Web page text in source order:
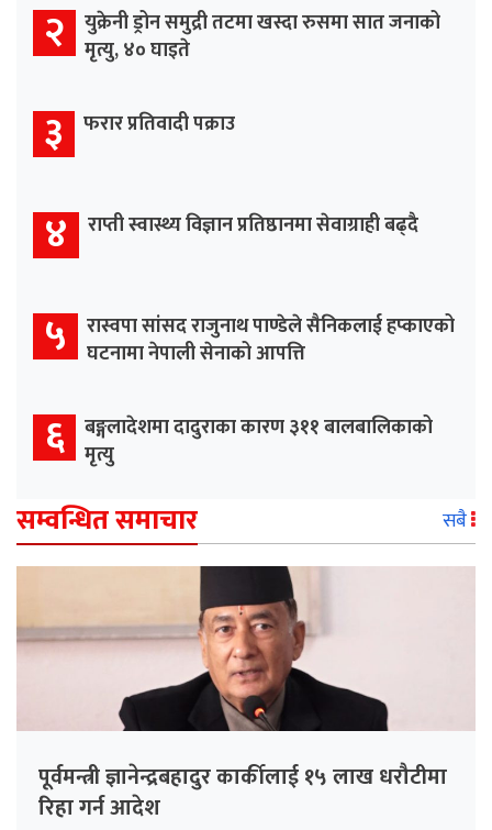
२ युक्रेनी ड्रोन समुद्री तटमा खस्दा रुसमा सात जनाको
मृत्यु, ४० घाइते
३ फरार प्रतिवादी पक्राउ
४ राप्ती स्वास्थ्य विज्ञान प्रतिष्ठानमा सेवाग्राही बढ्दै
५ रास्वपा सांसद राजुनाथ पाण्डेले सैनिकलाई हप्काएको
घटनामा नेपाली सेनाको आपत्ति
६ बङ्गलादेशमा दादुराका कारण ३११ बालबालिकाको
मृत्यु
सम्वन्धित समाचार सबै
पूर्वमन्त्री ज्ञानेन्द्रबहादुर कार्कीलाई १५ लाख धरौटीमा
रिहा गर्न आदेश